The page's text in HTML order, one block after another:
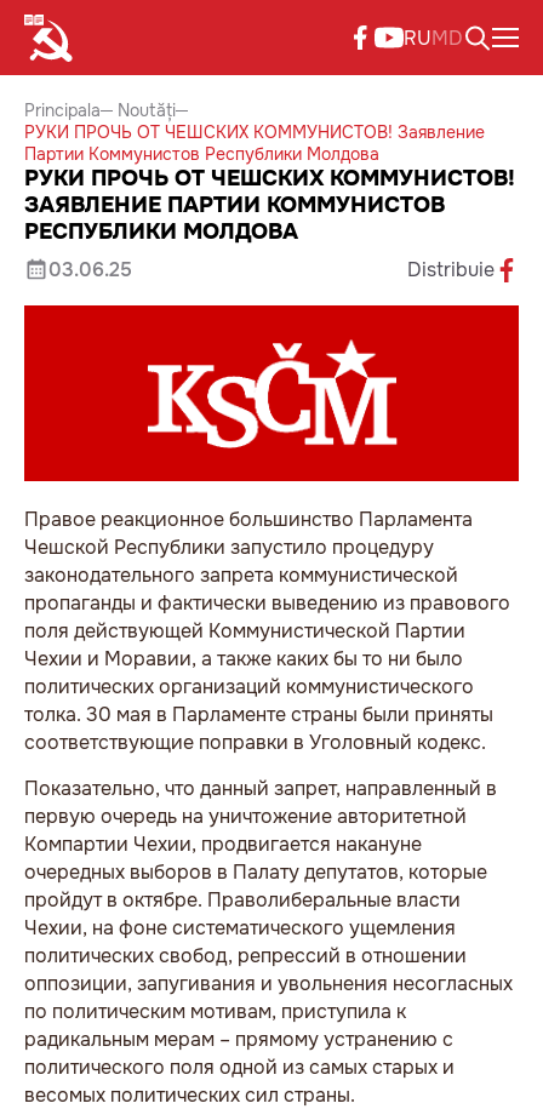
RUMD
Principala
Noutăți
РУКИ ПРОЧЬ ОТ ЧЕШСКИХ КОММУНИСТОВ! Заявление
Партии Коммунистов Республики Молдова
РУКИ ПРОЧЬ ОТ ЧЕШСКИХ КОММУНИСТОВ!
ЗАЯВЛЕНИЕ ПАРТИИ КОММУНИСТОВ
РЕСПУБЛИКИ МОЛДОВА
03.06.25 Distribuie
Правое реакционное большинство Парламента
Чешской Республики запустило процедуру
законодательного запрета коммунистической
пропаганды и фактически выведению из правового
поля действующей Коммунистической Партии
Чехии и Моравии, а также каких бы то ни было
политических организаций коммунистического
толка. 30 мая в Парламенте страны были приняты
соответствующие поправки в Уголовный кодекс.
Показательно, что данный запрет, направленный в
первую очередь на уничтожение авторитетной
Компартии Чехии, продвигается накануне
очередных выборов в Палату депутатов, которые
пройдут в октябре. Праволиберальные власти
Чехии, на фоне систематического ущемления
политических свобод, репрессий в отношении
оппозиции, запугивания и увольнения несогласных
по политическим мотивам, приступила к
радикальным мерам – прямому устранению с
политического поля одной из самых старых и
весомых политических сил страны.